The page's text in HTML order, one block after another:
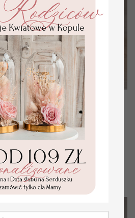
na alkohol, naklejki na
wzory naklejek na alkoh
rstKSZ/zwN )
1.84 PLN
2.30 PLN